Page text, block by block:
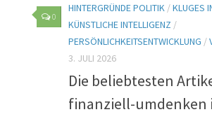
0
HINTERGRÜNDE POLITIK /KLUGES
KÜNSTLICHE INTELLIGENZ /
PERSÖNLICHKEITSENTWICKLUNG /
3. JULI 2026
Die beliebtesten
finanziell-umdenken